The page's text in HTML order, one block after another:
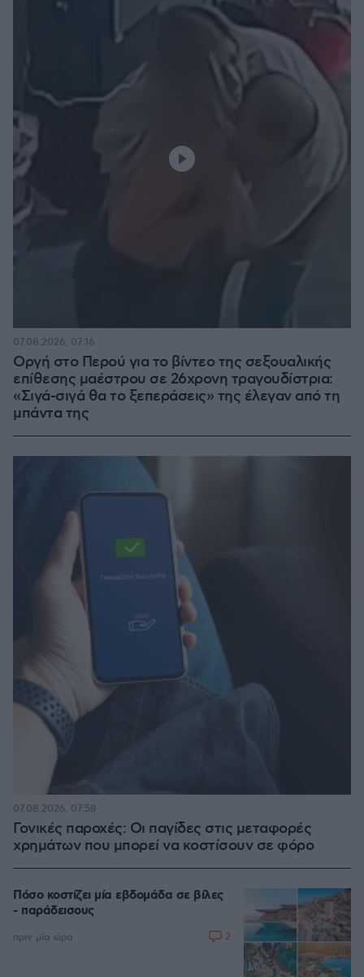
Οργή στο Περού για το βίντεο της σεξουαλικής
επίθεσης μαέστρου σε 26χρονη τραγουδίστρια:
«Σιγά-σιγά θα το ξεπεράσεις» της έλεγαν από τη
μπάντα της
07.08.2026, 07:16
Γονικές παροχές: Οι παγίδες στις μεταφορές
χρημάτων που μπορεί να κοστίσουν σε φόρο
07.08.2026, 07:58
Πόσο κοστίζει μία εβδομάδα σε βίλες
- παράδεισους
πριν μία ώρα 2